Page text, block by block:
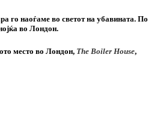
го наоѓаме во светот на убавината. По
во Лондон.
место во Лондон, The Boiler House,